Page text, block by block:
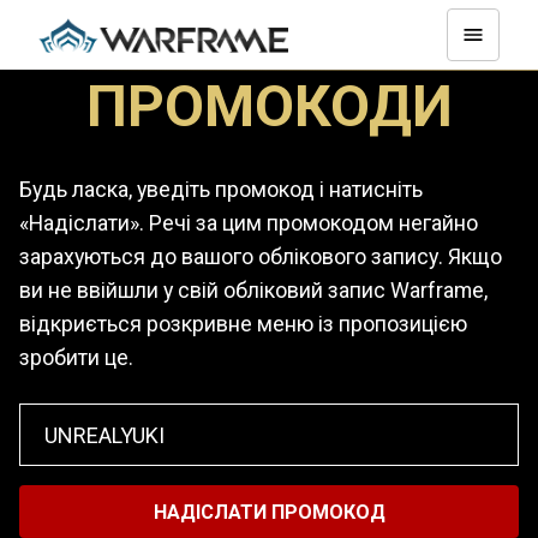
ПРОМОКОДИ
Будь ласка, уведіть промокод і натисніть
«Надіслати». Речі за цим промокодом негайно
зарахуються до вашого облікового запису. Якщо
ви не ввійшли у свій обліковий запис Warframe,
відкриється розкривне меню із пропозицією
зробити це.